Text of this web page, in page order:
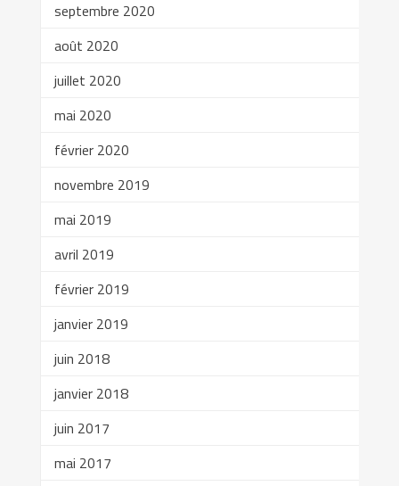
septembre 2020
août 2020
juillet 2020
mai 2020
février 2020
novembre 2019
mai 2019
avril 2019
février 2019
janvier 2019
juin 2018
janvier 2018
juin 2017
mai 2017